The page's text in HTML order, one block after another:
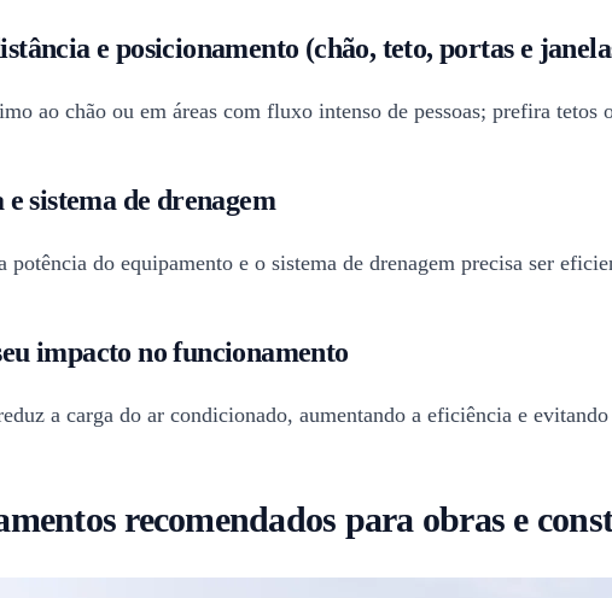
e posicionamento (chão, teto, portas e
ao chão ou em áreas com fluxo intenso de pessoas; prefira tetos
sistema de drenagem
potência do equipamento e o sistema de drenagem precisa ser
impacto no funcionamento
a carga do ar condicionado, aumentando a eficiência e evitando
recomendados para obras e